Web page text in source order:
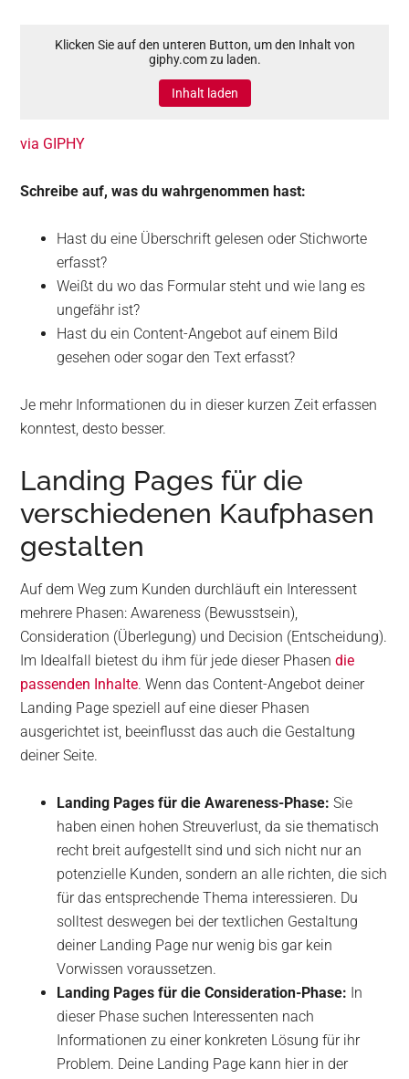
Klicken Sie auf den unteren Button, um den Inhalt von
giphy.com zu laden.
Inhalt laden
via GIPHY
Schreibe auf, was du wahrgenommen hast:
Hast du eine Überschrift gelesen oder Stichworte
erfasst?
Weißt du wo das Formular steht und wie lang es
ungefähr ist?
Hast du ein Content-Angebot auf einem Bild
gesehen oder sogar den Text erfasst?
Je mehr Informationen du in dieser kurzen Zeit erfassen
konntest, desto besser.
Landing Pages für die
verschiedenen Kaufphasen
gestalten
Auf dem Weg zum Kunden durchläuft ein Interessent
mehrere Phasen: Awareness (Bewusstsein),
Consideration (Überlegung) und Decision (Entscheidung).
Im Idealfall bietest du ihm für jede dieser Phasendie
passenden Inhalte. Wenn das Content-Angebot deiner
Landing Page speziell auf eine dieser Phasen
ausgerichtet ist, beeinflusst das auch die Gestaltung
deiner Seite.
Landing Pages für die Awareness-Phase: Sie
haben einen hohen Streuverlust, da sie thematisch
recht breit aufgestellt sind und sich nicht nur an
potenzielle Kunden, sondern an alle richten, die sich
für das entsprechende Thema interessieren. Du
solltest deswegen bei der textlichen Gestaltung
deiner Landing Page nur wenig bis gar kein
Vorwissen voraussetzen.
Landing Pages für die Consideration-Phase: In
dieser Phase suchen Interessenten nach
Informationen zu einer konkreten Lösung für ihr
Problem. Deine Landing Page kann hier in der